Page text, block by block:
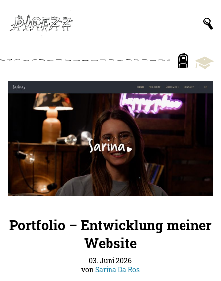
Portfolio – Entwicklung meiner
Website
03. Juni 2026
vonSarina Da Ros